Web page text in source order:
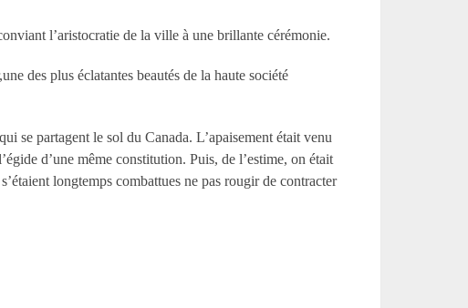
l’aristocratie de la ville à une brillante cérémonie.
des plus éclatantes beautés de la haute société
se partagent le sol du Canada. L’apaisement était venu
d’une même constitution. Puis, de l’estime, on était
longtemps combattues ne pas rougir de contracter